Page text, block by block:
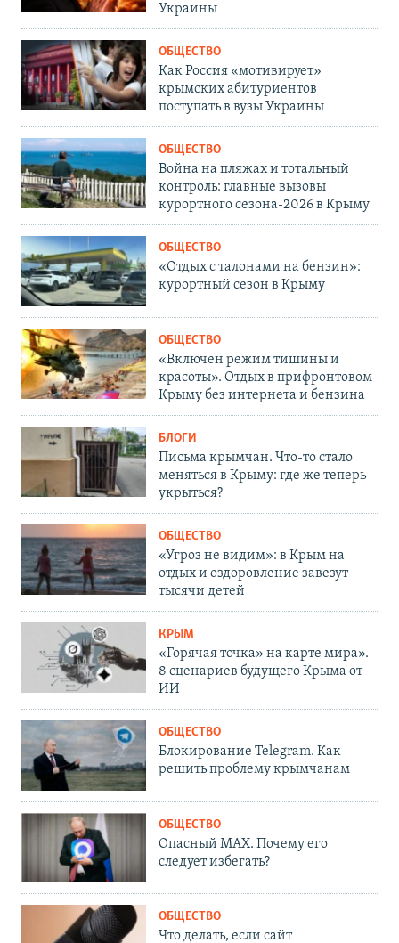
Украины
ОБЩЕСТВО
Как Россия «мотивирует»
крымских абитуриентов
поступать в вузы Украины
ОБЩЕСТВО
Война на пляжах и тотальный
контроль: главные вызовы
курортного сезона-2026 в Крыму
ОБЩЕСТВО
«Отдых с талонами на бензин»:
курортный сезон в Крыму
ОБЩЕСТВО
«Включен режим тишины и
красоты». Отдых в прифронтовом
Крыму без интернета и бензина
БЛОГИ
Письма крымчан. Что-то стало
меняться в Крыму: где же теперь
укрыться?
ОБЩЕСТВО
«Угроз не видим»: в Крым на
отдых и оздоровление завезут
тысячи детей
КРЫМ
«Горячая точка» на карте мира».
8 сценариев будущего Крыма от
ИИ
ОБЩЕСТВО
Блокирование Telegram. Как
решить проблему крымчанам
ОБЩЕСТВО
Опасный MAX. Почему его
следует избегать?
ОБЩЕСТВО
Что делать, если сайт